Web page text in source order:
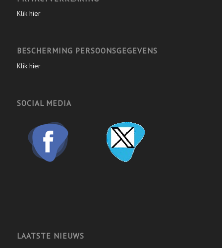
Klik hier
BESCHERMING PERSOONSGEGEVENS
Klik hier
SOCIAL MEDIA
LAATSTE NIEUWS